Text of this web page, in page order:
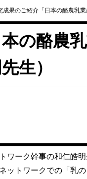
成果のご紹介「日本の酪農乳
の酪農
生）
ーク幹事の和仁皓明
ットワークでの「乳